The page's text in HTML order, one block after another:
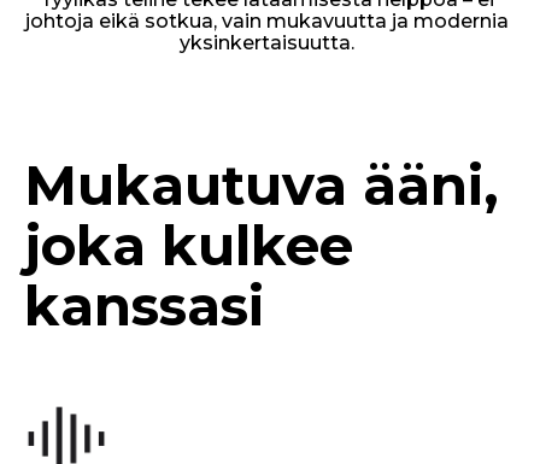
johtoja eikä sotkua, vain mukavuutta ja modernia
yksinkertaisuutta.
Mukautuva ääni,
joka kulkee
kanssasi